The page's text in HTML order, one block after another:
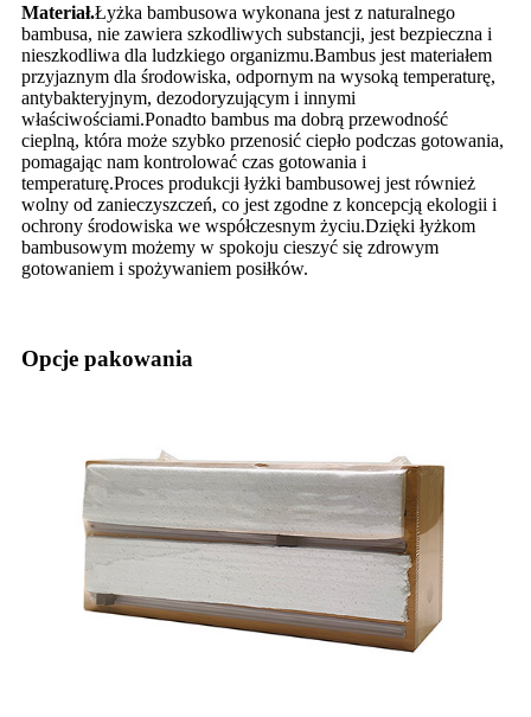
Materiał.Łyżka bambusowa wykonana jest z naturalnego
bambusa, nie zawiera szkodliwych substancji, jest bezpieczna i
nieszkodliwa dla ludzkiego organizmu.Bambus jest materiałem
przyjaznym dla środowiska, odpornym na wysoką temperaturę,
antybakteryjnym, dezodoryzującym i innymi
właściwościami.Ponadto bambus ma dobrą przewodność
cieplną, która może szybko przenosić ciepło podczas gotowania,
pomagając nam kontrolować czas gotowania i
temperaturę.Proces produkcji łyżki bambusowej jest również
wolny od zanieczyszczeń, co jest zgodne z koncepcją ekologii i
ochrony środowiska we współczesnym życiu.Dzięki łyżkom
bambusowym możemy w spokoju cieszyć się zdrowym
gotowaniem i spożywaniem posiłków.
Opcje pakowania